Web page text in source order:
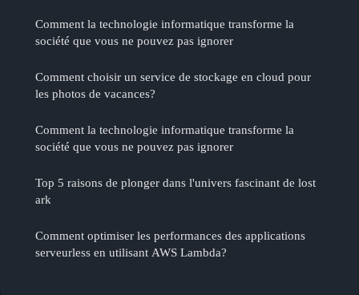
Comment la technologie informatique transforme la
société que vous ne pouvez pas ignorer
Comment choisir un service de stockage en cloud pour
les photos de vacances?
Comment la technologie informatique transforme la
société que vous ne pouvez pas ignorer
Top 5 raisons de plonger dans l'univers fascinant de lost
ark
Comment optimiser les performances des applications
serveurless en utilisant AWS Lambda?